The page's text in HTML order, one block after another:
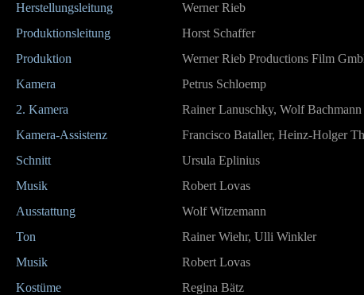
Herstellungsleitung
Werner Rieb
Produktionsleitung
Horst Schaffer
Produktion
Werner Rieb Productions Film
Kamera
Petrus Schloemp
2. Kamera
Rainer Lanuschky, Wolf Bachmann
Kamera-Assistenz
Francisco Bataller, Heinz-Holger
Schnitt
Ursula Eplinius
Musik
Robert Lovas
Ausstattung
Wolf Witzemann
Ton
Rainer Wiehr, Ulli Winkler
Musik
Robert Lovas
Kostüme
Regina Bätz